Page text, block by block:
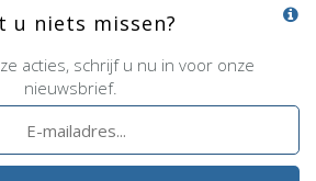
u niets missen?
acties, schrijf u nu in voor onze
nieuwsbrief.